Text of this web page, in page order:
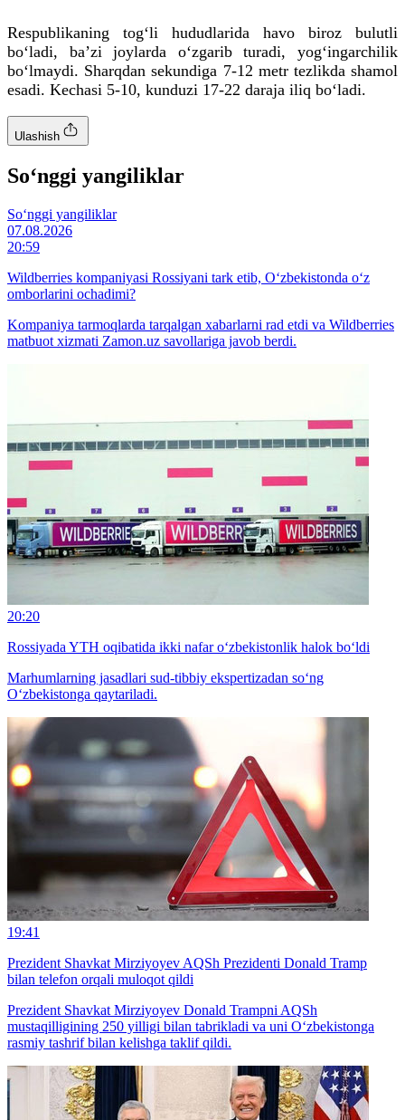
Respublikaning tog‘li hududlarida havo biroz bulutli
bo‘ladi, baʼzi joylarda o‘zgarib turadi, yog‘ingarchilik
bo‘lmaydi. Sharqdan sekundiga 7-12 metr tezlikda shamol
esadi. Kechasi 5-10, kunduzi 17-22 daraja iliq bo‘ladi.
Ulashish
So‘nggi yangiliklar
So‘nggi yangiliklar
07.08.2026
20:59
Wildberries kompaniyasi Rossiyani tark etib, O‘zbekistonda o‘z
omborlarini ochadimi?
Kompaniya tarmoqlarda tarqalgan xabarlarni rad etdi va Wildberries
matbuot xizmati Zamon.uz savollariga javob berdi.
20:20
Rossiyada YTH oqibatida ikki nafar o‘zbekistonlik halok bo‘ldi
Marhumlarning jasadlari sud-tibbiy ekspertizadan so‘ng
O‘zbekistonga qaytariladi.
19:41
Prezident Shavkat Mirziyoyev AQSh Prezidenti Donald Tramp
bilan telefon orqali muloqot qildi
Prezident Shavkat Mirziyoyev Donald Trampni AQSh
mustaqilligining 250 yilligi bilan tabrikladi va uni O‘zbekistonga
rasmiy tashrif bilan kelishga taklif qildi.